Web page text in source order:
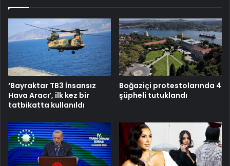
‘Bayraktar TB3 İnsansız
Hava Aracı’, ilk kez bir
tatbikatta kullanıldı
Boğaziçi protestolarında 4
şüpheli tutuklandı